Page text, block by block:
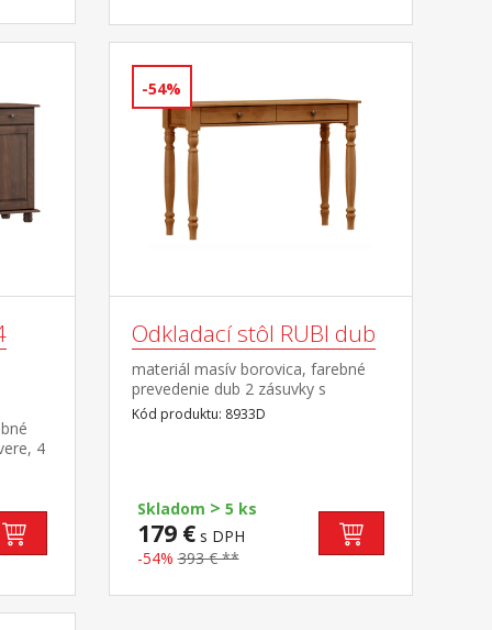
4
-54%
Odkladací stôl RUBI dub
materiál masív borovica, farebné
prevedenie dub 2 zásuvky s
kovovými pojazdmi
Kód produktu: 8933D
Skladom > 5 ks
179 €s DPH
-54% 393 € **